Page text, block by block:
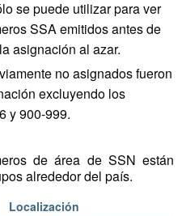
se puede utilizar para ver
SSA emitidos antes de
asignación al azar.
no asignados fueron
excluyendo los
y 900-999.
de área de SSN están
alrededor del país.
Localización